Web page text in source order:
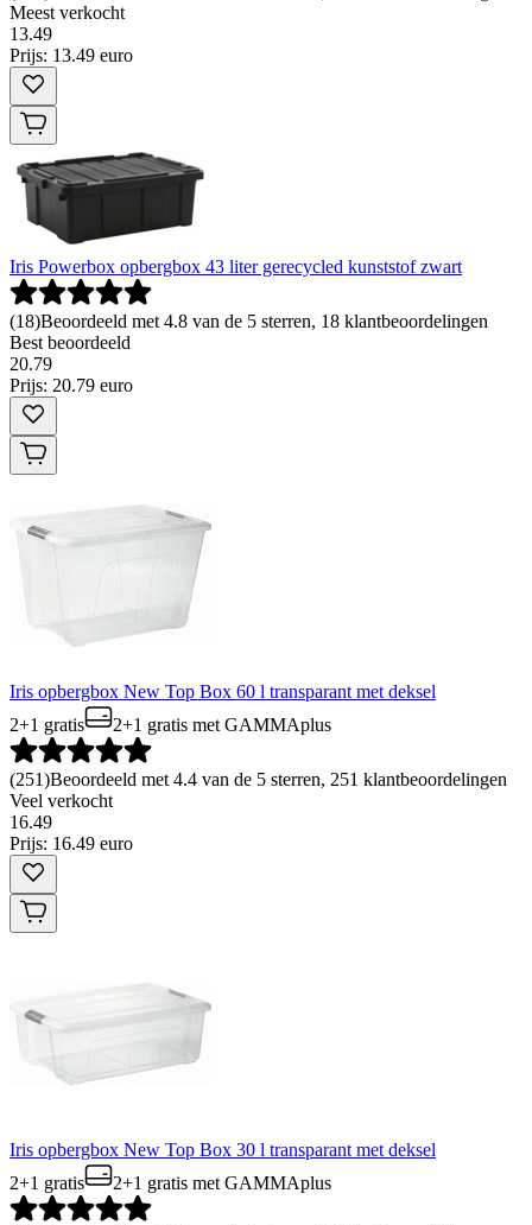
Meest verkocht
13.49
Prijs: 13.49 euro
Iris Powerbox opbergbox 43 liter gerecycled kunststof zwart
(18)Beoordeeld met 4.8 van de 5 sterren, 18 klantbeoordelingen
Best beoordeeld
20.79
Prijs: 20.79 euro
Iris opbergbox New Top Box 60 l transparant met deksel
2+1 gratis
2+1 gratis met GAMMAplus
(251)Beoordeeld met 4.4 van de 5 sterren, 251 klantbeoordelingen
Veel verkocht
16.49
Prijs: 16.49 euro
Iris opbergbox New Top Box 30 l transparant met deksel
2+1 gratis
2+1 gratis met GAMMAplus